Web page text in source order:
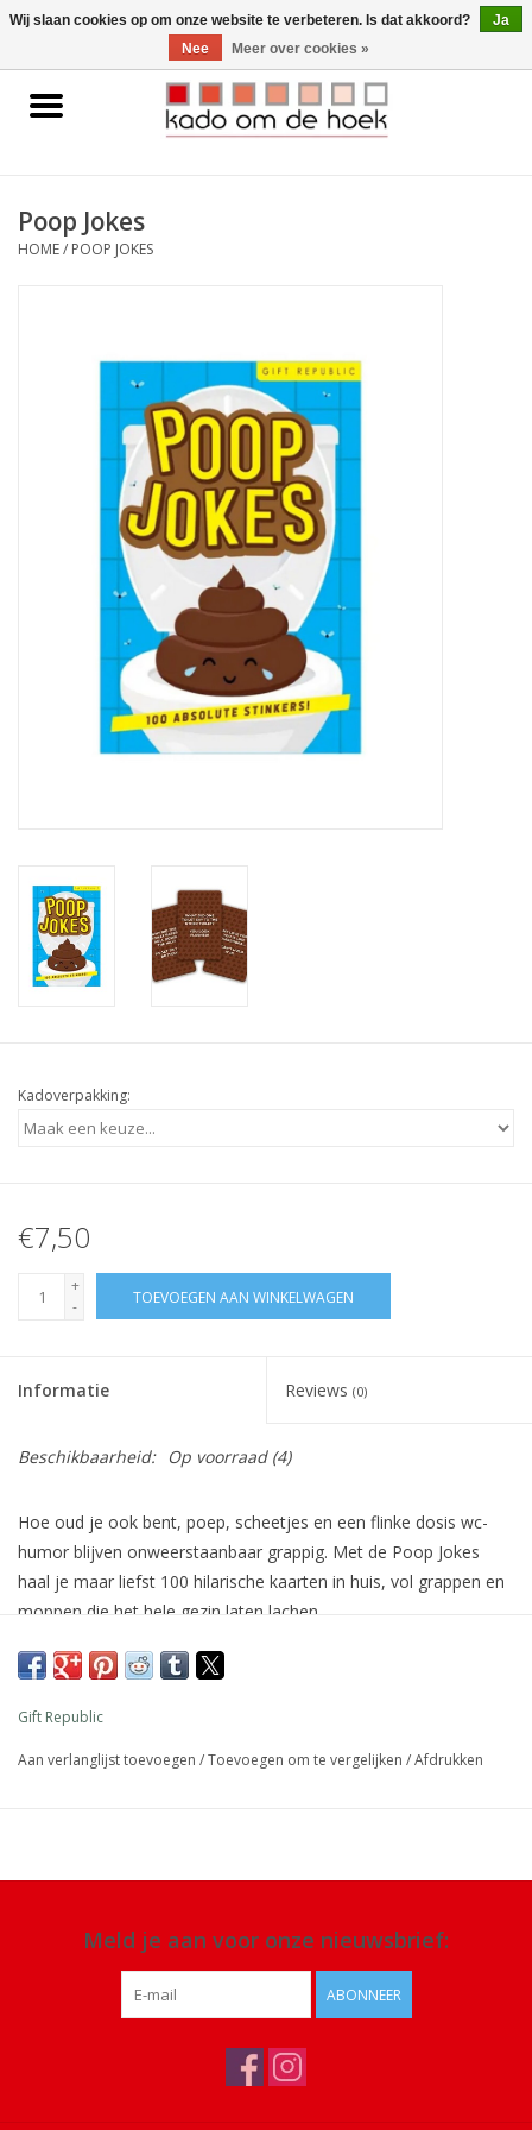
0 Artikelen - €0,00
Home
Gadgets
Poop Jokes
HOME/ POOP JOKES
Kadoverpakking:
€7,50
+
-
TOEVOEGEN AAN WINKELWAGEN
Informatie Reviews (0)
Beschikbaarheid: Op voorraad(4)
Hoe oud je ook bent, poep, scheetjes en een flinke dosis wc-
humor blijven onweerstaanbaar grappig. Met de Poop Jokes
haal je maar liefst 100 hilarische kaarten in huis, vol grappen en
moppen die het hele gezin laten lachen.
Afmeting: 11 x 7 x 3,5 cm
Gift Republic
Aan verlanglijst toevoegen /Toevoegen om te vergelijken /Afdrukken
Meld je aan voor onze nieuwsbrief:
ABONNEER
Wij slaan cookies op om onze website te verbeteren. Is dat akkoord?
Ja
Nee
Meer over cookies »